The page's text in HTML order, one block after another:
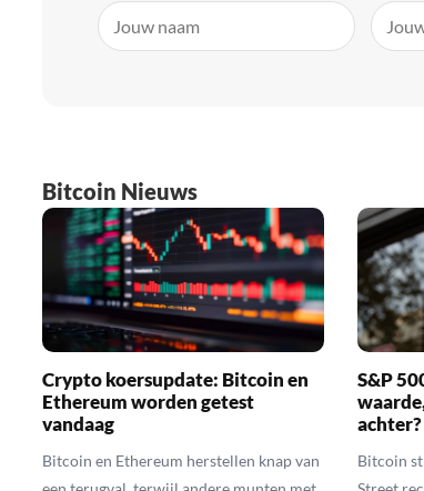
Bitcoin Nieuws
Crypto koersupdate: Bitcoin en
Ethereum worden getest
vandaag
Bitcoin en Ethereum herstellen knap van
S&P
achter?
Bitcoin